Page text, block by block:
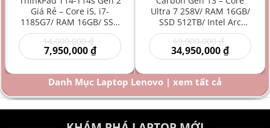
Giá Rẻ – Core i5, i7-
1185G7/ RAM 16GB/ SSD
512GB/ Intel Iris Xe
Graphics/ 14 inch –
Laptop doanh nhân/
Laptop bền bỉ/ Laptop
hiệu năng mạnh giá rẻ
14,000,000₫
gốc
là:
14,000,000 ₫.
7,950,000₫Giá
hiện
là:
7,950,000 ₫.
Ultra 7 258V/ RAM 16GB/
SSD 512TB/ Intel Arc
Graphics 140V/ 14 inch –
Laptop AI Doanh Nhân
Siêu Cao Cấp Mỏng Nhẹ
69,000,000₫
gốc
là:
34,950,000₫Giá
hiện
là:
₫.
Danh Mục Laptop Lenovo | xem tất cả